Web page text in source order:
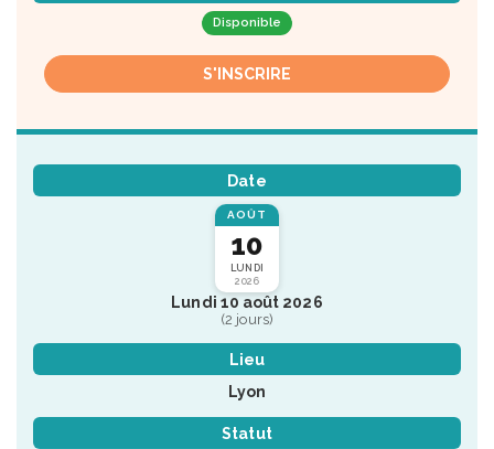
Disponible
S'INSCRIRE
Date
AOÛT
10
LUNDI
2026
Lundi 10 août 2026
(2 jours)
Lieu
Lyon
Statut